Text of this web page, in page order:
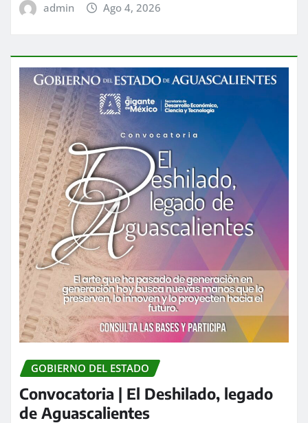
admin Ago 4, 2026
GOBIERNO DEL ESTADO
Convocatoria | El Deshilado, legado
de Aguascalientes